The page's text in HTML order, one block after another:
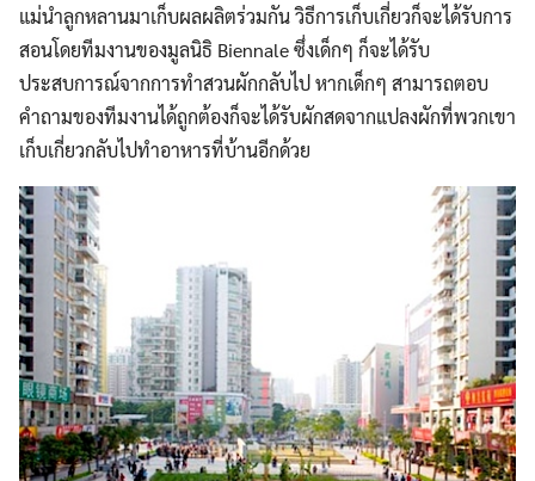
แม่นำลูกหลานมาเก็บผลผลิตร่วมกัน วิธีการเก็บเกี่ยวก็จะได้รับการ
สอนโดยทีมงานของมูลนิธิ Biennale ซึ่งเด็กๆ ก็จะได้รับ
ประสบการณ์จากการทำสวนผักกลับไป หากเด็กๆ สามารถตอบ
คำถามของทีมงานได้ถูกต้องก็จะได้รับผักสดจากแปลงผักที่พวกเขา
เก็บเกี่ยวกลับไปทำอาหารที่บ้านอีกด้วย